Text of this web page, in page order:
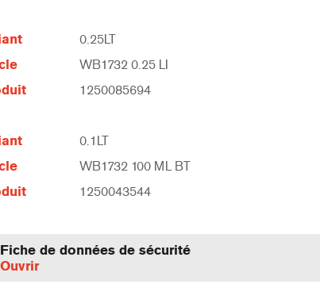
0.25LT
WB1732 0.25 LI
1250085694
0.1LT
WB1732 100 ML BT
1250043544
Fiche de données de sécurité
Ouvrir